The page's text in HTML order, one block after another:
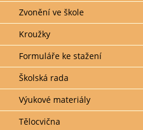
Zvonění ve škole
Kroužky
Formuláře ke stažení
Školská rada
Výukové materiály
Tělocvična